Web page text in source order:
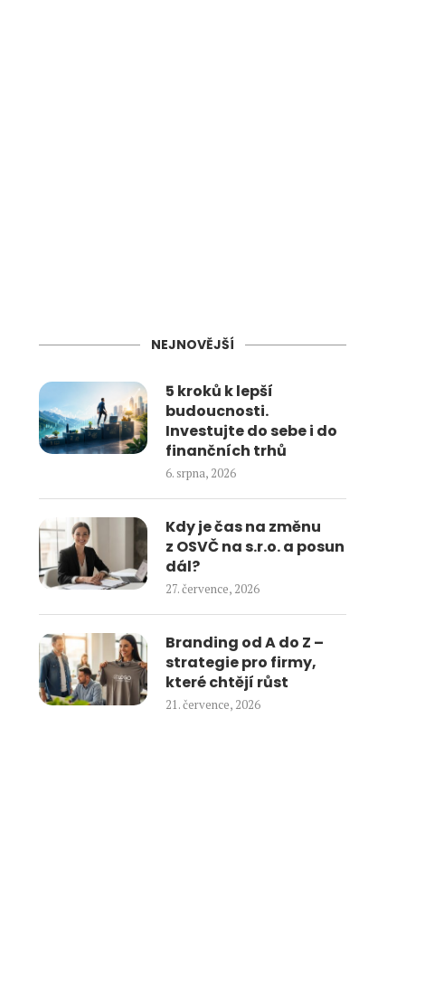
NEJNOVĚJŠÍ
5 kroků k lepší
budoucnosti.
Investujte do sebe i do
finančních trhů
6. srpna, 2026
Kdy je čas na změnu
z OSVČ na s.r.o. a posun
dál?
27. července, 2026
Branding od A do Z –
strategie pro firmy,
které chtějí růst
21. července, 2026